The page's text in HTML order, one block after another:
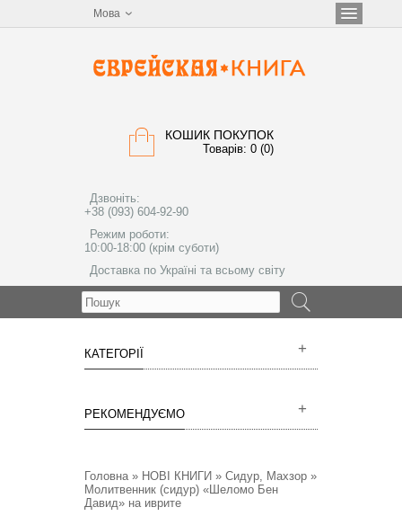
Мова
КОШИК ПОКУПОК
Товарів: 0 (0)
Дзвоніть:
+38 (093) 604-92-90
Режим роботи:
10:00-18:00 (крім суботи)
Доставка по Україні та всьому світу
КАТЕГОРІЇ
РЕКОМЕНДУЄМО
Головна» НОВІ КНИГИ » Сидур, Махзор »
Молитвенник (сидур) «Шеломо Бен
Давид» на иврите